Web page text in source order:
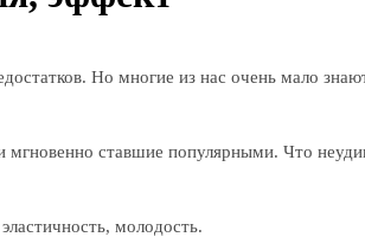
Но многие из нас очень мало
мгновенно ставшие популярными. Что
молодость.